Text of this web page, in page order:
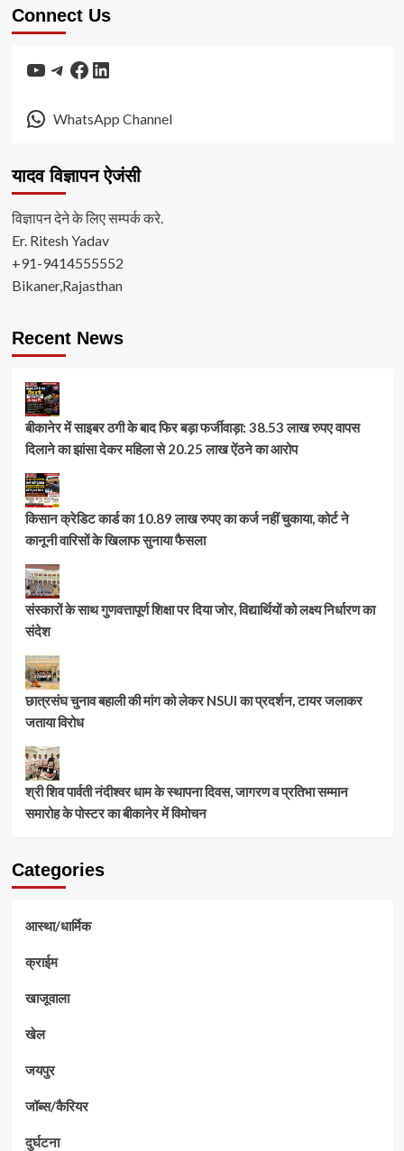
Connect Us
YouTube
Telegram
Facebook
LinkedIn
WhatsApp Channel
यादव विज्ञापन ऐजंसी
विज्ञापन देने के लिए सम्पर्क करे.
Er. Ritesh Yadav
+91-9414555552
Bikaner,Rajasthan
Recent News
बीकानेर में साइबर ठगी के बाद फिर बड़ा फर्जीवाड़ा: 38.53 लाख रुपए वापस
दिलाने का झांसा देकर महिला से 20.25 लाख ऐंठने का आरोप
किसान क्रेडिट कार्ड का 10.89 लाख रुपए का कर्ज नहीं चुकाया, कोर्ट ने
कानूनी वारिसों के खिलाफ सुनाया फैसला
संस्कारों के साथ गुणवत्तापूर्ण शिक्षा पर दिया जोर, विद्यार्थियों को लक्ष्य निर्धारण का
संदेश
छात्रसंघ चुनाव बहाली की मांग को लेकर NSUI का प्रदर्शन, टायर जलाकर
जताया विरोध
श्री शिव पार्वती नंदीश्वर धाम के स्थापना दिवस, जागरण व प्रतिभा सम्मान
समारोह के पोस्टर का बीकानेर में विमोचन
Categories
आस्था/धार्मिक
क्राईम
खाजूवाला
खेल
जयपुर
जॉब्स/कैरियर
दुर्घटना